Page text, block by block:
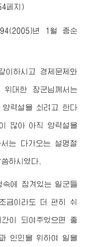
페지)
년 1월 중순
이하시고 경제문제와
위대한 장군님께서는
력설을 쇠려고 한다
많아 아직 양력설을
는 다가오는 설명절
하시였다.
속에 잠겨있는 일군들
금이라도 더 편히 쉬
이 되여주었으면 좋
인민을 위하여 일을